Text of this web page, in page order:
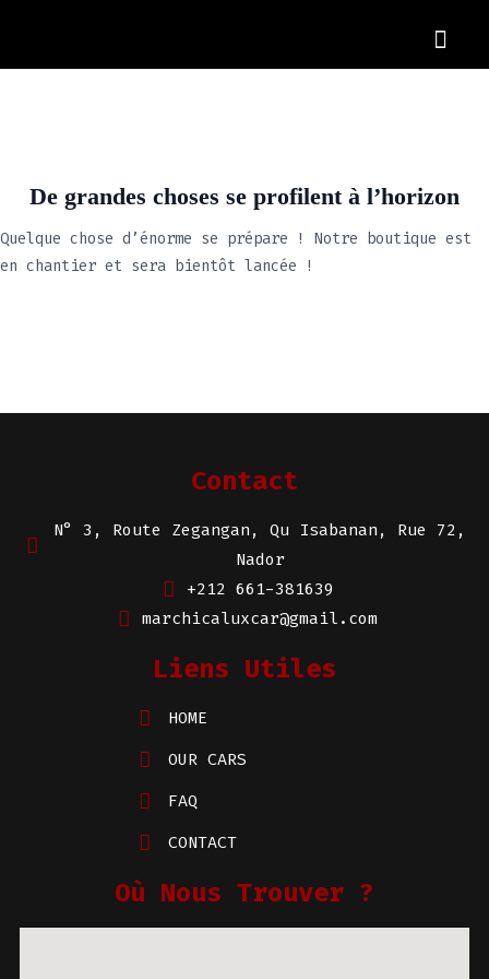
De grandes choses se profilent à l’horizon
Quelque chose d’énorme se prépare ! Notre boutique est
en chantier et sera bientôt lancée !
Contact
N° 3, Route Zegangan, Qu Isabanan, Rue 72,
Nador
+212 661-381639
marchicaluxcar@gmail.com
Liens Utiles
HOME
OUR CARS
FAQ
CONTACT
Où Nous Trouver ?